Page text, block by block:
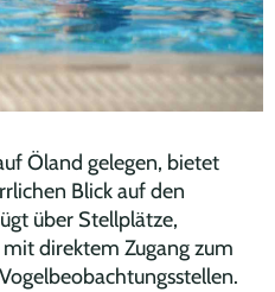
Öland gelegen, bietet
Blick auf den
über Stellplätze,
direktem Zugang zum